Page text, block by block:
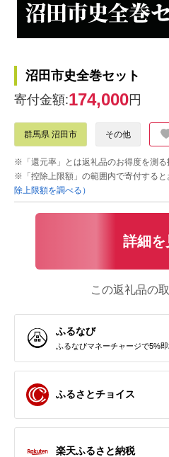
沼田市史全巻セット
寄付金額:174,000円
群馬県 沼田市 その他
※「還元率」とは返礼品のお得度を測る
※「控除上限額」の範囲内で寄付する
除上限額を調べる）
詳細を
この返礼品の
ふるなび
ふるなびマネーチャージで5%即
ふるさとチョイス
楽天ふるさと納税